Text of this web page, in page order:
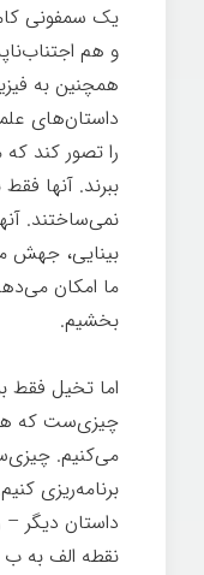
یک سمفونی
و هم
همچنین به
داستان‌های
را تصور کند
ببرند. آنها
نمی‌ساختند.
بینایی، جهش
ما امکان
بخشیم.
اما تخیل فقط
چیزی‌ست که
می‌کنیم.
برنامه‌ریزی
داستان دیگر
نقطه الف به ب